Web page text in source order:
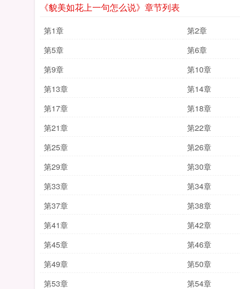
《貌美如花上一句怎么说》章节列表
第1章 第2章
第5章
第6章
第9章
第10章
第13章
第14章
第17章
第18章
第21章
第22章
第25章
第26章
第29章
第30章
第33章
第34章
第37章
第38章
第41章
第42章
第45章
第46章
第49章
第50章
第53章
第54章